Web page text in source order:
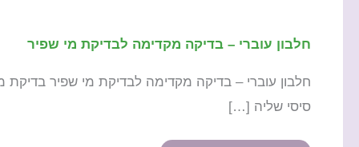
חלבון עוברי – בדיקה מקדימה לבדיקת מי שפיר
חלבון עוברי – בדיקה מקדימה לבדיקת מי שפיר
סיסי שליה […]
חלבון
בדיקה
מקדימה